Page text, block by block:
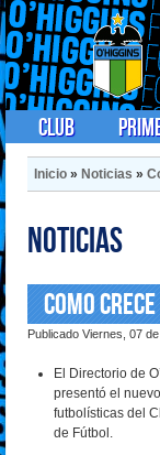
Club
Inicio » Noticias »
Noticias
Como
Publicado Viernes, 07
El Directorio de
presentó el
futbolísticas del
de Fútbol.